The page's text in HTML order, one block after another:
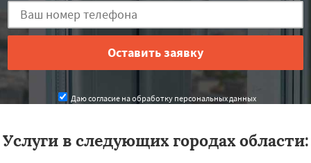
Даю согласие на обработку персональных данных
Услуги в следующих городах области: